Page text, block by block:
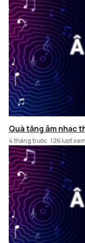
Quà tặng âm nhạc
4 tháng trước 126 lượt xem